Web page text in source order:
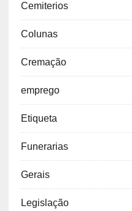
Cemiterios
Colunas
Cremação
emprego
Etiqueta
Funerarias
Gerais
Legislação